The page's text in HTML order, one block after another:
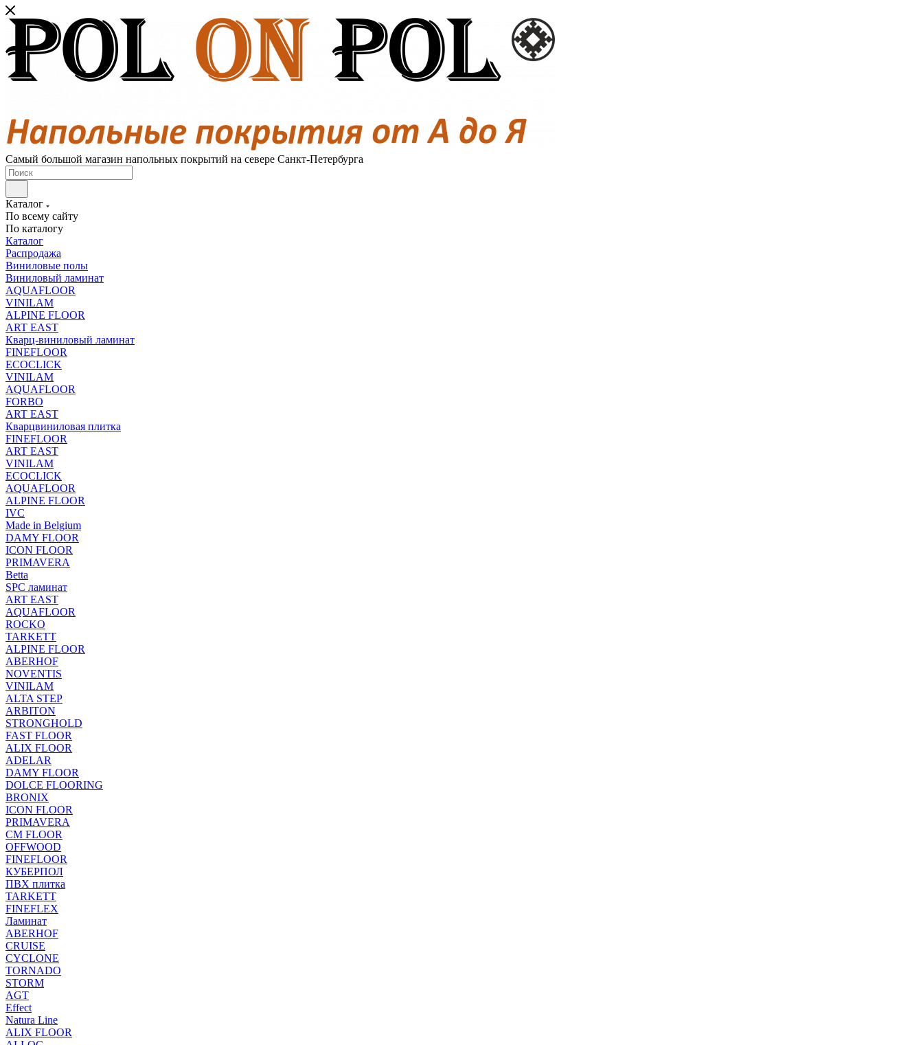
Самый большой магазин напольных покрытий на севере Санкт-Петербурга
Каталог
По всему сайту
По каталогу
Каталог
Распродажа
Виниловые полы
Виниловый ламинат
AQUAFLOOR
VINILAM
ALPINE FLOOR
ART EAST
Кварц-виниловый ламинат
FINEFLOOR
ECOCLICK
VINILAM
AQUAFLOOR
FORBO
ART EAST
Кварцвиниловая плитка
FINEFLOOR
ART EAST
VINILAM
ECOCLICK
AQUAFLOOR
ALPINE FLOOR
IVC
Made in Belgium
DAMY FLOOR
ICON FLOOR
PRIMAVERA
Betta
SPC ламинат
ART EAST
AQUAFLOOR
ROCKO
TARKETT
ALPINE FLOOR
ABERHOF
NOVENTIS
VINILAM
ALTA STEP
ARBITON
STRONGHOLD
FAST FLOOR
ALIX FLOOR
ADELAR
DAMY FLOOR
DOLCE FLOORING
BRONIX
ICON FLOOR
PRIMAVERA
CM FLOOR
OFFWOOD
FINEFLOOR
КУБЕРПОЛ
ПВХ плитка
TARKETT
FINEFLEX
Ламинат
ABERHOF
CRUISE
CYCLONE
TORNADO
STORM
AGT
Effect
Natura Line
ALIX FLOOR